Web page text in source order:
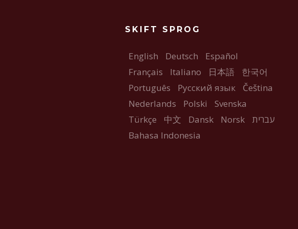
SKIFT SPROG
English Deutsch
Español
Français
Italiano 日本語
한국어
Português
Русский язык
Čeština
Nederlands
Polski
Svenska
Türkçe
中文 Dansk Norsk
עברית
Bahasa Indonesia